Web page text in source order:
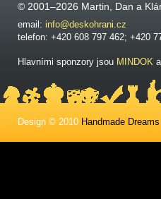
© 2001–2026 Martin, Dan a
email: info@deskohrani.cz
telefon: +420 608 797 462; +420
Hlavními sponzory jsou MINDOK a
Design © 2010 Handmade Dreams